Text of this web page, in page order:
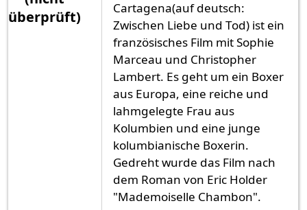
überprüft)
Cartagena(auf deutsch:
Zwischen Liebe und Tod) ist ein
französisches Film mit Sophie
Marceau und Christopher
Lambert. Es geht um ein Boxer
aus Europa, eine reiche und
lahmgelegte Frau aus
Kolumbien und eine junge
kolumbianische Boxerin.
Gedreht wurde das Film nach
dem Roman von Eric Holder
"Mademoiselle Chambon".